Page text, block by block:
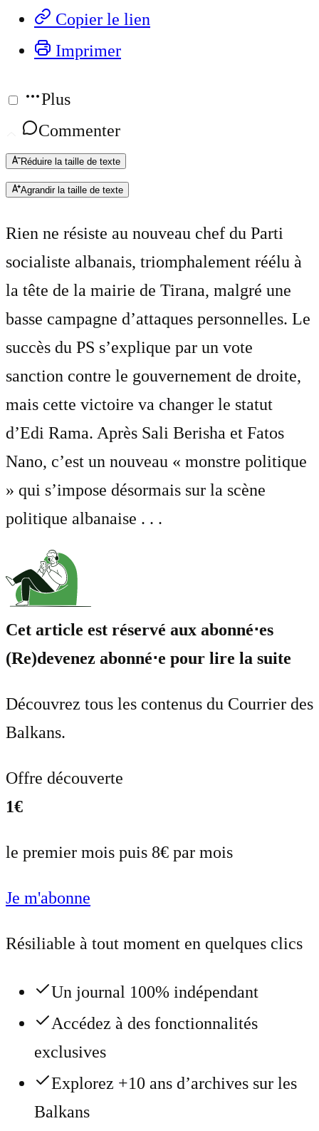
Copier le lien
Imprimer
Plus
Commenter
Réduire la taille de texte
Agrandir la taille de texte
Rien ne résiste au nouveau chef du Parti
socialiste albanais, triomphalement réélu à
la tête de la mairie de Tirana, malgré une
basse campagne d’attaques personnelles. Le
succès du PS s’explique par un vote
sanction contre le gouvernement de droite,
mais cette victoire va changer le statut
d’Edi Rama. Après Sali Berisha et Fatos
Nano, c’est un nouveau « monstre politique
» qui s’impose désormais sur la scène
politique albanaise . . .
Cet article est réservé aux abonné⋅es
(Re)devenez abonné⋅e pour lire la suite
Découvrez tous les contenus du Courrier des
Balkans.
Offre découverte
1€
le premier mois puis 8€ par mois
Je m'abonne
Résiliable à tout moment en quelques clics
Un journal 100% indépendant
Accédez à des fonctionnalités
exclusives
Explorez +10 ans d’archives sur les
Balkans